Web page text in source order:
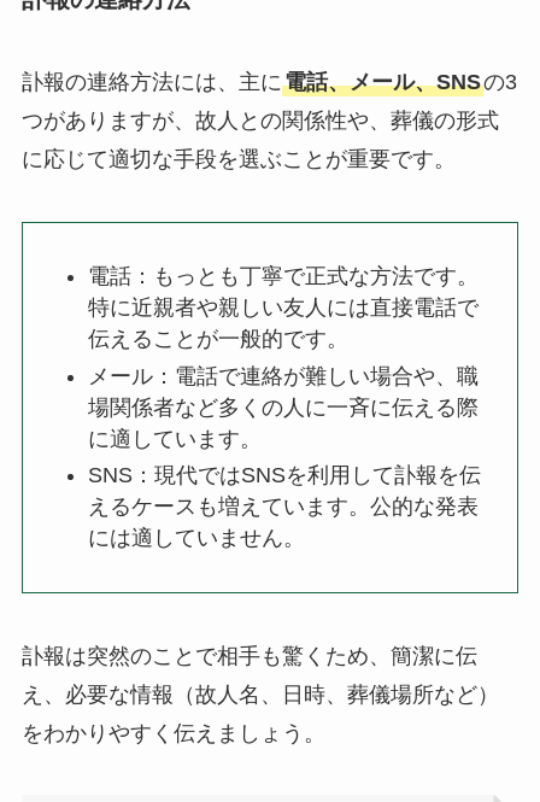
訃報の連絡方法には、主に電話、メール、SNSの3
つがありますが、故人との関係性や、葬儀の形式
に応じて適切な手段を選ぶことが重要です。
電話：もっとも丁寧で正式な方法です。
特に近親者や親しい友人には直接電話で
伝えることが一般的です。
メール：電話で連絡が難しい場合や、職
場関係者など多くの人に一斉に伝える際
に適しています。
SNS：現代ではSNSを利用して訃報を伝
えるケースも増えています。公的な発表
には適していません。
訃報は突然のことで相手も驚くため、簡潔に伝
え、必要な情報（故人名、日時、葬儀場所など）
をわかりやすく伝えましょう。